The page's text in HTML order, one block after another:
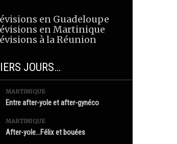
en Guadeloupe
en Martinique
à la Réunion
JOURS…
MARTINIQUE
Entre after-yole et after-gynéco
MARTINIQUE
After-yole…Félix et bouées